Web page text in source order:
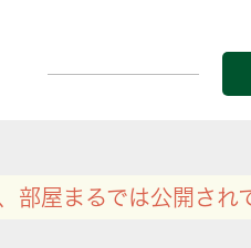
部屋まるでは公開され